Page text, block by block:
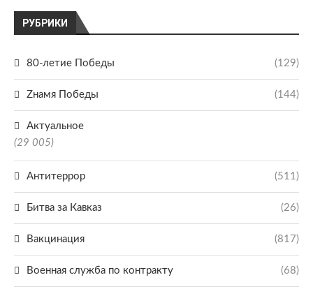
РУБРИКИ
80-летие Победы (129)
Zнамя Победы (144)
Актуальное
(29 005)
Антитеррор (511)
Битва за Кавказ (26)
Вакцинация (817)
Военная служба по контракту (68)